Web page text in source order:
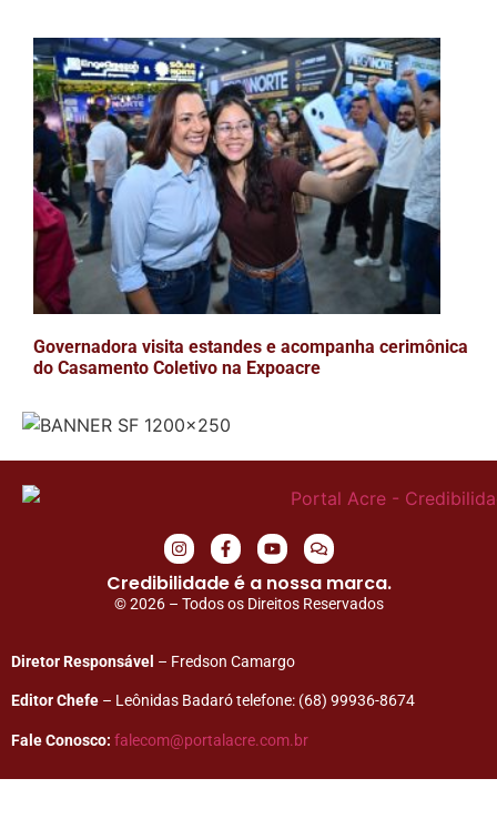
Governadora visita estandes e acompanha cerimônica
do Casamento Coletivo na Expoacre
Credibilidade é a nossa marca.
© 2026 – Todos os Direitos Reservados
Diretor Responsável – Fredson Camargo
Editor Chefe – Leônidas Badaró telefone: (68) 99936-8674
Fale Conosco: falecom@portalacre.com.br